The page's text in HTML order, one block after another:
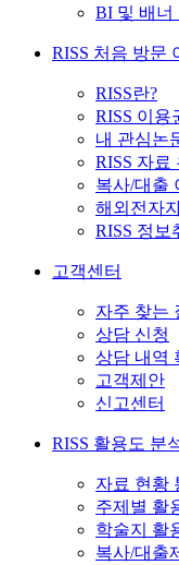
BI 및 배너
RISS 처음 방문
RISS란?
RISS 이용
내 관심논
RISS 자료
복사/대출
해외전자
RISS 정보
고객센터
자주 찾는
상담 신청
상담 내역
고객제안
신고센터
RISS 활용도 분
자료 현황
주제별 활
학술지 활
복사/대출